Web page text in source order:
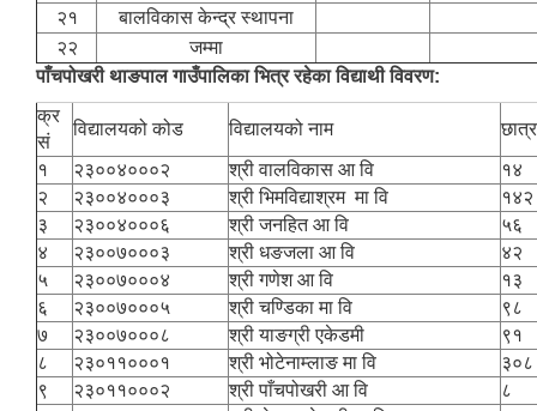
२१
बालविकास केन्द्र स्थापना
२२
जम्मा
पाँचपोखरी थाङपाल गाउँपालिका भित्र रहेका विद्याथी विवरण:
क्र
सं
विद्यालयको कोड विद्यालयको नाम
छात्र
१
२३००४०००२ श्री वालविकास आ वि
१४
२
२३००४०००३ श्री भिमविद्याश्रम मा वि
१४२
३
२३००४०००६ श्री जनहित आ वि
५६
४
२३००७०००३ श्री धङजला आ वि
४२
५
२३००७०००४ श्री गणेश आ वि
१३
६
२३००७०००५ श्री चण्डिका मा वि
९८
७
२३००७०००८ श्री याङग्री एकेडमी
९१
८
२३०११०००१ श्री भोटेनाम्लाङ मा वि
३०८
९
२३०११०००२ श्री पाँचपोखरी आ वि
८